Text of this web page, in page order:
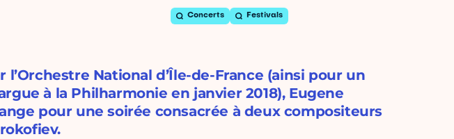
Concerts Festivals
National d’Île-de-France (ainsi pour un
à la Philharmonie en janvier 2018), Eugene
pour une soirée consacrée à deux compositeurs